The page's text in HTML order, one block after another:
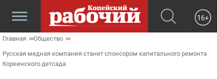
16+
Главная Общество
Русская медная компания станет спонсором капитального ремонта
Коркинского детсада